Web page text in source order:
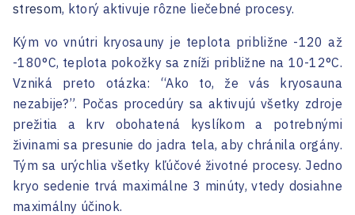
stresom, ktorý aktivuje rôzne liečebné procesy.
Kým vo vnútri kryosauny je teplota približne -120 až
-180°C, teplota pokožky sa zníži približne na 10-12°C.
Vzniká preto otázka: “Ako to, že vás kryosauna
nezabije?”. Počas procedúry sa aktivujú všetky zdroje
prežitia a krv obohatená kyslíkom a potrebnými
živinami sa presunie do jadra tela, aby chránila orgány.
Tým sa urýchlia všetky kľúčové životné procesy. Jedno
kryo sedenie trvá maximálne 3 minúty, vtedy dosiahne
maximálny účinok.